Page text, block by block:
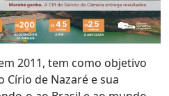
2011, tem como objetivo
de Nazaré e sua